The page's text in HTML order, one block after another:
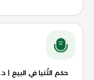
حكم الثُنيا في البيع | د.